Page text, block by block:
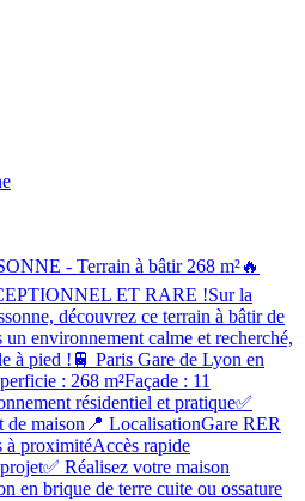
- Terrain à bâtir 268 m²🔥
ET RARE !Sur la
découvrez ce terrain à bâtir de
un environnement calme et recherché,
à pied !🚆 Paris Gare de Lyon en
: 268 m²Façade : 11
résidentiel et pratique✅
maison📍 LocalisationGare RER
à proximitéAccès rapide
Réalisez votre maison
en brique de terre cuite ou ossature